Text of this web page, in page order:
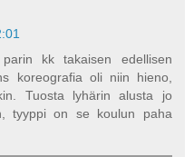
kk takaisen edellisen
koreografia oli niin hieno,
Tuosta lyhärin alusta jo
tyyppi on se koulun paha